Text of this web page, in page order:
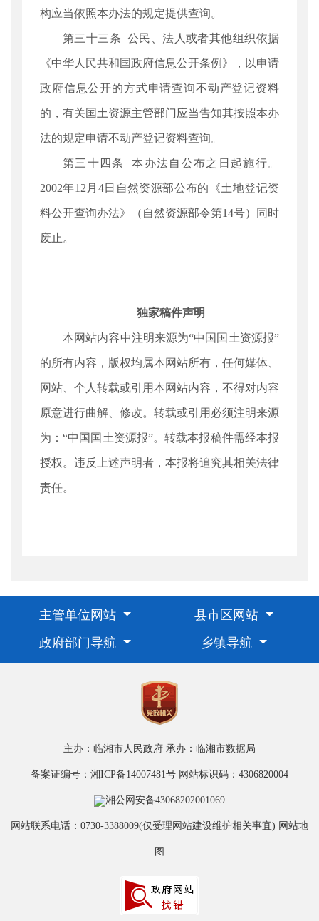
构应当依照本办法的规定提供查询。
第三十三条 公民、法人或者其他组织依据
《中华人民共和国政府信息公开条例》，以申请
政府信息公开的方式申请查询不动产登记资料
的，有关国土资源主管部门应当告知其按照本办
法的规定申请不动产登记资料查询。
第三十四条 本办法自公布之日起施行。
2002年12月4日自然资源部公布的《土地登记资
料公开查询办法》（自然资源部令第14号）同时
废止。
独家稿件声明
本网站内容中注明来源为“中国国土资源报”
的所有内容，版权均属本网站所有，任何媒体、
网站、个人转载或引用本网站内容，不得对内容
原意进行曲解、修改。转载或引用必须注明来源
为：“中国国土资源报”。转载本报稿件需经本报
授权。违反上述声明者，本报将追究其相关法律
责任。
主管单位网站
县市区网站
政府部门导航
乡镇导航
主办：临湘市人民政府 承办：临湘市数据局
备案证编号：湘ICP备14007481号 网站标识码：4306820004
湘公网安备43068202001069
网站联系电话：0730-3388009(仅受理网站建设维护相关事宜) 网站地
图